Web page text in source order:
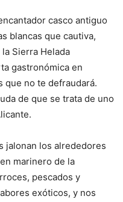
casco antiguo
blancas que cautiva,
Sierra Helada
gastronómica en
que no te defraudará.
de que se trata de uno
jalonan los alrededores
marinero de la
pescados y
exóticos, y nos